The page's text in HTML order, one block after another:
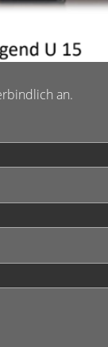
an.